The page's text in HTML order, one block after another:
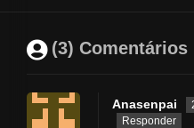
(3) Comentários
Anasenpai
Responder